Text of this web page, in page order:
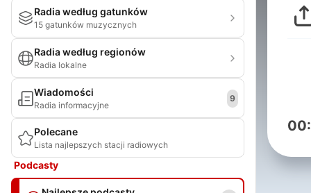
Radia według gatunków
15 gatunków muzycznych
Radia według regionów
Radia lokalne
Wiadomości
Radia informacyjne
9
Polecane
Lista najlepszych stacji radiowych
Podcasty